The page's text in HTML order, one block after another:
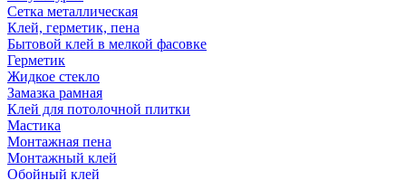
Сетка металлическая
Клей, герметик, пена
Бытовой клей в мелкой фасовке
Герметик
Жидкое стекло
Замазка рамная
Клей для потолочной плитки
Мастика
Монтажная пена
Монтажный клей
Обойный клей